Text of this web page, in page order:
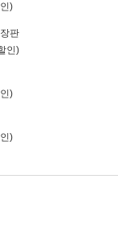
)
판
인)
)
)